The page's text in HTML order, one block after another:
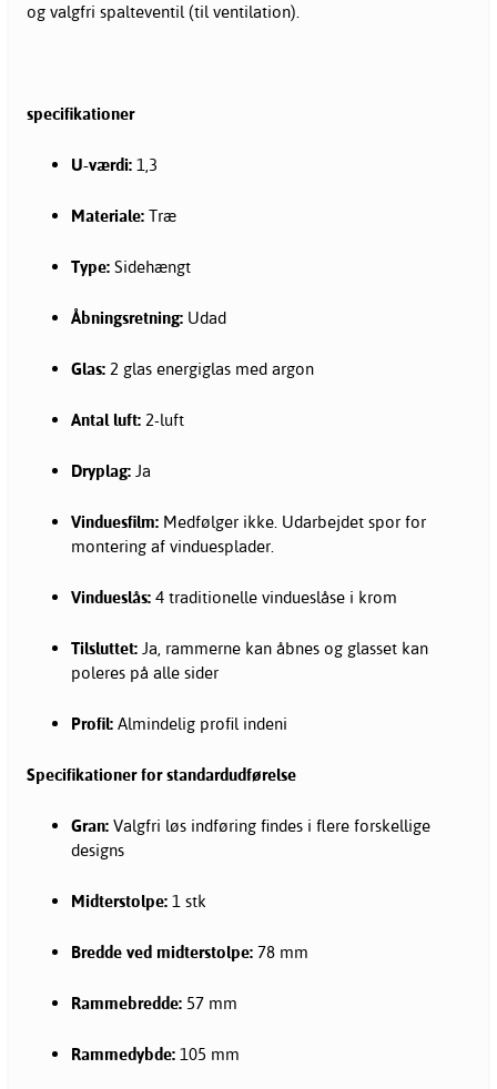
og valgfri spalteventil (til ventilation).
specifikationer
U-værdi: 1,3
Materiale: Træ
Type: Sidehængt
Åbningsretning: Udad
Glas: 2 glas energiglas med argon
Antal luft: 2-luft
Dryplag: Ja
Vinduesfilm: Medfølger ikke. Udarbejdet spor for
montering af vinduesplader.
Vindueslås: 4 traditionelle vindueslåse i krom
Tilsluttet: Ja, rammerne kan åbnes og glasset kan
poleres på alle sider
Profil: Almindelig profil indeni
Specifikationer for standardudførelse
Gran: Valgfri løs indføring findes i flere forskellige
designs
Midterstolpe: 1 stk
Bredde ved midterstolpe: 78 mm
Rammebredde: 57 mm
Rammedybde: 105 mm